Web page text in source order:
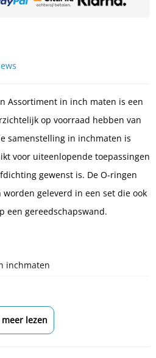
Assortiment in inch maten is een
op voorraad hebben van
samenstelling in inchmaten is
voor uiteenlopende toepassingen
gewenst is. De O-ringen
geleverd in een set die ook
een gereedschapswand.
inchmaten
lezen